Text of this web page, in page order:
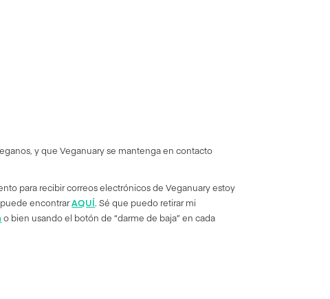
y que Veganuary se mantenga en contacto
para recibir correos electrónicos de Veganuary estoy
puede encontrarAQUÍ. Sé que puedo retirar mi
o bien usando el botón de “darme de baja” en cada